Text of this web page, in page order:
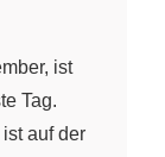
ist
Tag.
auf der